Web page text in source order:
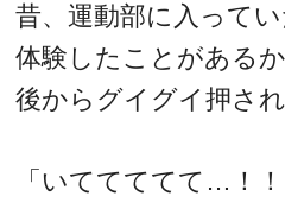
昔、運動部に入って
体験したことがある
後からグイグイ押され
「いててててて…！！